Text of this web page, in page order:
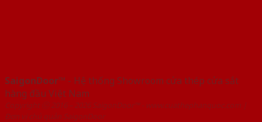
SaigonDoor™ - Hệ thống Showroom cửa thép cửa sắt
hàng đầu Việt Nam
Copyright ⓒ 2016 – 2026 SaigonDoor™ - www.cuathephanquoc.com |
Đơn vị chủ quản SaigonDoor